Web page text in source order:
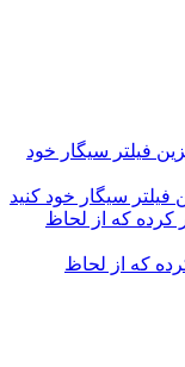
فیلتر سیگار خود کنید
که از لحاظ